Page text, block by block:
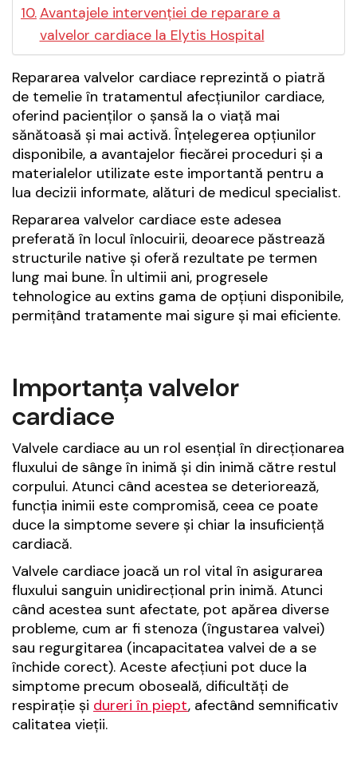
Avantajele intervenției de reparare a
valvelor cardiace la Elytis Hospital
Repararea valvelor cardiace reprezintă o piatră
de temelie în tratamentul afecțiunilor cardiace,
oferind pacienților o șansă la o viață mai
sănătoasă și mai activă. Înțelegerea opțiunilor
disponibile, a avantajelor fiecărei proceduri și a
materialelor utilizate este importantă pentru a
lua decizii informate, alături de medicul specialist.
Repararea valvelor cardiace este adesea
preferată în locul înlocuirii, deoarece păstrează
structurile native și oferă rezultate pe termen
lung mai bune. În ultimii ani, progresele
tehnologice au extins gama de opțiuni disponibile,
permițând tratamente mai sigure și mai eficiente.
Importanța valvelor
cardiace
Valvele cardiace au un rol esențial în direcționarea
fluxului de sânge în inimă și din inimă către restul
corpului. Atunci când acestea se deteriorează,
funcția inimii este compromisă, ceea ce poate
duce la simptome severe și chiar la insuficiență
cardiacă.
Valvele cardiace joacă un rol vital în asigurarea
fluxului sanguin unidirecțional prin inimă. Atunci
când acestea sunt afectate, pot apărea diverse
probleme, cum ar fi stenoza (îngustarea valvei)
sau regurgitarea (incapacitatea valvei de a se
închide corect). Aceste afecțiuni pot duce la
simptome precum oboseală, dificultăți de
respirație și dureri în piept, afectând semnificativ
calitatea vieții.